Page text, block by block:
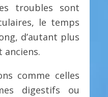
troubles sont
le temps
d’autant plus
anciens.
comme celles
digestifs ou